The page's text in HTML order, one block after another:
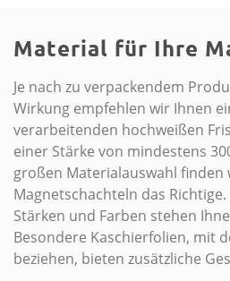
Material für Ihre
Je nach zu verpackendem
Wirkung empfehlen wir Ihnen
verarbeitenden hochweißen
einer Stärke von mindestens
großen Materialauswahl finden
Magnetschachteln das
Stärken und Farben stehen
Besondere Kaschierfolien, mit
beziehen, bieten zusätzliche